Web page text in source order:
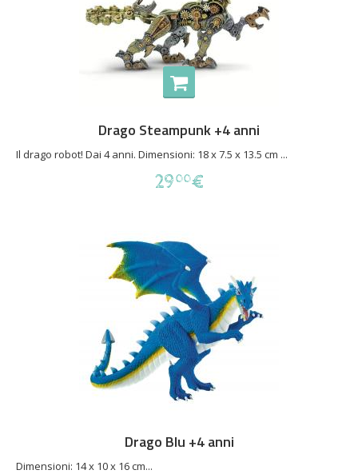
Drago Steampunk +4 anni
Il drago robot! Dai 4 anni. Dimensioni: 18 x 7.5 x 13.5 cm ...
2900€
Drago Blu +4 anni
Dimensioni: 14 x 10 x 16 cm...